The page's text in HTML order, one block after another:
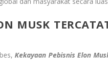
MUSK
Kekayaan Pebisnis Elon